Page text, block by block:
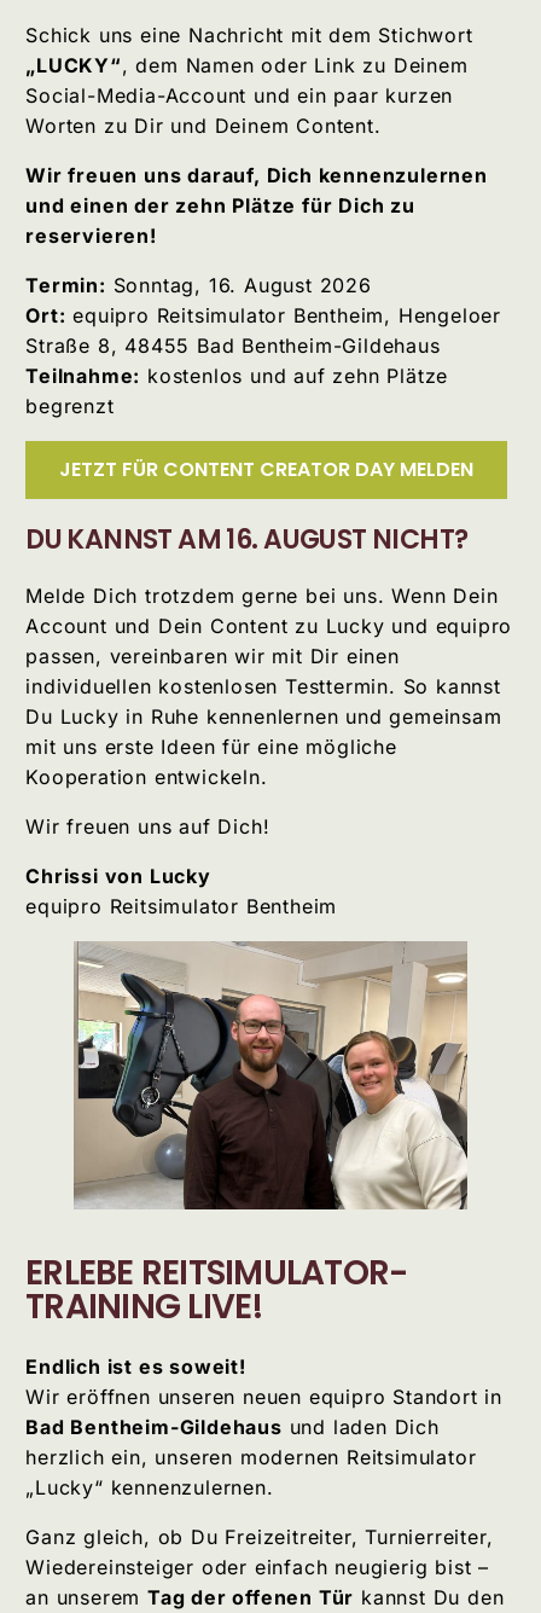
Schick uns eine Nachricht mit dem Stichwort
„LUCKY“, dem Namen oder Link zu Deinem
Social-Media-Account und ein paar kurzen
Worten zu Dir und Deinem Content.
Wir freuen uns darauf, Dich kennenzulernen
und einen der zehn Plätze für Dich zu
reservieren!
Termin: Sonntag, 16. August 2026
Ort: equipro Reitsimulator Bentheim, Hengeloer
Straße 8, 48455 Bad Bentheim-Gildehaus
Teilnahme: kostenlos und auf zehn Plätze
begrenzt
JETZT FÜR CONTENT CREATOR DAY MELDEN
DU KANNST AM 16. AUGUST NICHT?
Melde Dich trotzdem gerne bei uns. Wenn Dein
Account und Dein Content zu Lucky und equipro
passen, vereinbaren wir mit Dir einen
individuellen kostenlosen Testtermin. So kannst
Du Lucky in Ruhe kennenlernen und gemeinsam
mit uns erste Ideen für eine mögliche
Kooperation entwickeln.
Wir freuen uns auf Dich!
Chrissi von Lucky
equipro Reitsimulator Bentheim
ERLEBE REITSIMULATOR-
TRAINING LIVE!
Endlich ist es soweit!
Wir eröffnen unseren neuen equipro Standort in
Bad Bentheim-Gildehaus und laden Dich
herzlich ein, unseren modernen Reitsimulator
„Lucky“ kennenzulernen.
Ganz gleich, ob Du Freizeitreiter, Turnierreiter,
Wiedereinsteiger oder einfach neugierig bist –
an unseremTag der offenen Tür kannst Du den